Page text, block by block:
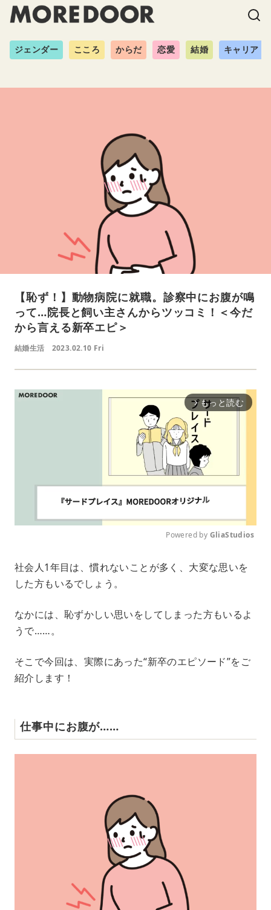
ジェンダー こころ からだ 恋愛 結婚 キャリア
【恥ず！】動物病院に就職。診察中にお腹が鳴
って…院長と飼い主さんからツッコミ！＜今だ
から言える新卒エピ＞
結婚生活 2023.02.10 Fri
arrow_forward_ios もっと読む
u
Powered by GliaStudios
社会人1年目は、慣れないことが多く、大変な思いを
した方もいるでしょう。
なかには、恥ずかしい思いをしてしまった方もいるよ
うで……。
そこで今回は、実際にあった“新卒のエピソード”をご
紹介します！
仕事中にお腹が……